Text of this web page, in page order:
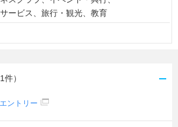
ービス
旅行・観光 教育
件）
ントリー